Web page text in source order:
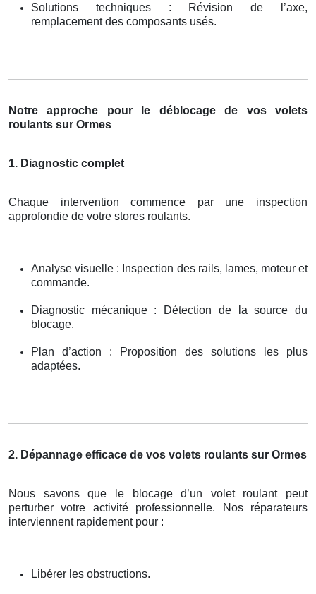
Solutions techniques : Révision de l’axe,
remplacement des composants usés.
Notre approche pour le déblocage de vos volets
roulants sur Ormes
1. Diagnostic complet
Chaque intervention commence par une inspection
approfondie de votre stores roulants.
Analyse visuelle : Inspection des rails, lames, moteur et
commande.
Diagnostic mécanique : Détection de la source du
blocage.
Plan d’action : Proposition des solutions les plus
adaptées.
2. Dépannage efficace de vos volets roulants sur Ormes
Nous savons que le blocage d’un volet roulant peut
perturber votre activité professionnelle. Nos réparateurs
interviennent rapidement pour :
Libérer les obstructions.